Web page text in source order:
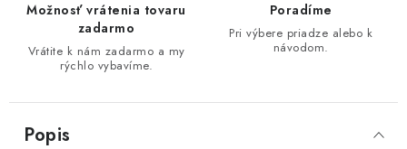
Možnosť vrátenia tovaru
zadarmo
Vrátite k nám zadarmo a my
rýchlo vybavíme.
Poradíme
Pri výbere priadze alebo k
návodom.
Popis